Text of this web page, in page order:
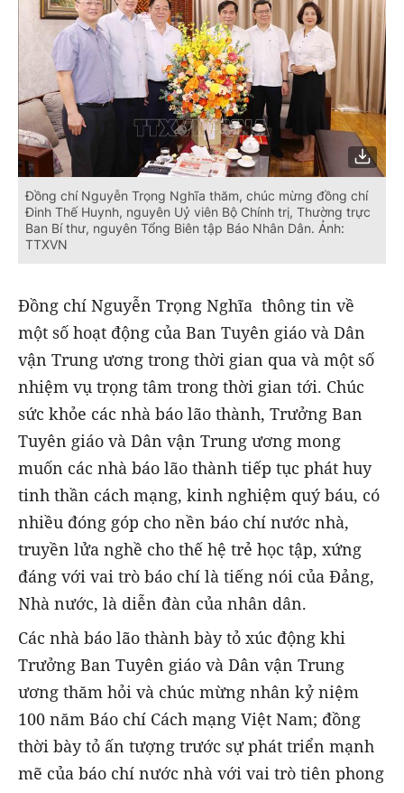
Đồng chí Nguyễn Trọng Nghĩa thăm, chúc mừng đồng chí
Đinh Thế Huynh, nguyên Uỷ viên Bộ Chính trị, Thường trực
Ban Bí thư, nguyên Tổng Biên tập Báo Nhân Dân. Ảnh:
TTXVN
Đồng chí Nguyễn Trọng Nghĩa thông tin về
một số hoạt động của Ban Tuyên giáo và Dân
vận Trung ương trong thời gian qua và một số
nhiệm vụ trọng tâm trong thời gian tới. Chúc
sức khỏe các nhà báo lão thành, Trưởng Ban
Tuyên giáo và Dân vận Trung ương mong
muốn các nhà báo lão thành tiếp tục phát huy
tinh thần cách mạng, kinh nghiệm quý báu, có
nhiều đóng góp cho nền báo chí nước nhà,
truyền lửa nghề cho thế hệ trẻ học tập, xứng
đáng với vai trò báo chí là tiếng nói của Đảng,
Nhà nước, là diễn đàn của nhân dân.
Các nhà báo lão thành bày tỏ xúc động khi
Trưởng Ban Tuyên giáo và Dân vận Trung
ương thăm hỏi và chúc mừng nhân kỷ niệm
100 năm Báo chí Cách mạng Việt Nam; đồng
thời bày tỏ ấn tượng trước sự phát triển mạnh
mẽ của báo chí nước nhà với vai trò tiên phong